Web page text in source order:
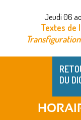
Jeudi 06
Textes de
DU